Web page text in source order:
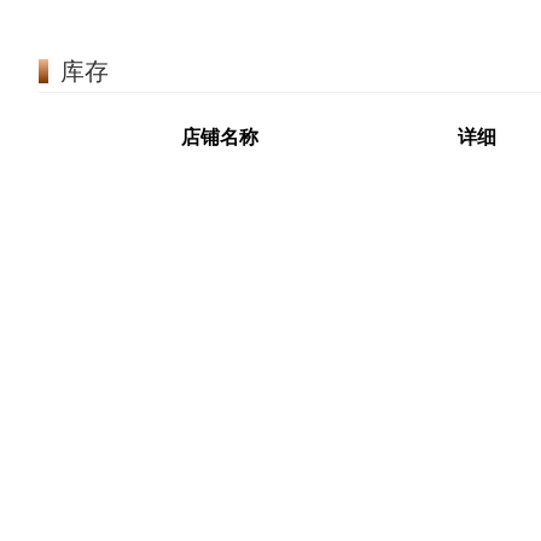
库存
店铺名称 详细